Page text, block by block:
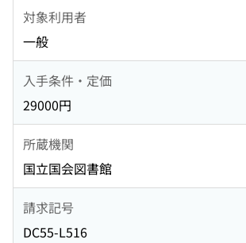
対象利用者
一般
入手条件・定価
29000円
所蔵機関
国立国会図書館
請求記号
DC55-L516